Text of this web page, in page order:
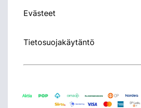
Evästeet
Tietosuojakäytäntö